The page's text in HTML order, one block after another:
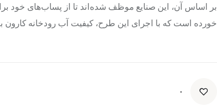
بر اساس آن، این صنایع موظف شده‌اند تا از پساب‌های خود
خورده است که با اجرای این طرح، کیفیت آب رودخانه کارون
۰